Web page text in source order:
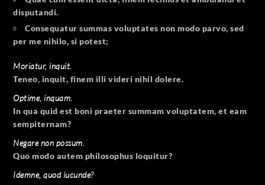
disputandi.
Consequatur summas voluptates non modo parvo, sed
per me nihilo, si potest;
Moriatur, inquit.
Teneo, inquit, finem illi videri nihil dolere.
Optime, inquam.
In qua quid est boni praeter summam voluptatem, et eam
sempiternam?
Negare non possum.
Quo modo autem philosophus loquitur?
Idemne, quod iucunde?